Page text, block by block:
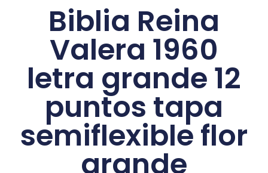
Biblia Reina
Valera 1960
letra grande 12
puntos tapa
semiflexible flor
grande